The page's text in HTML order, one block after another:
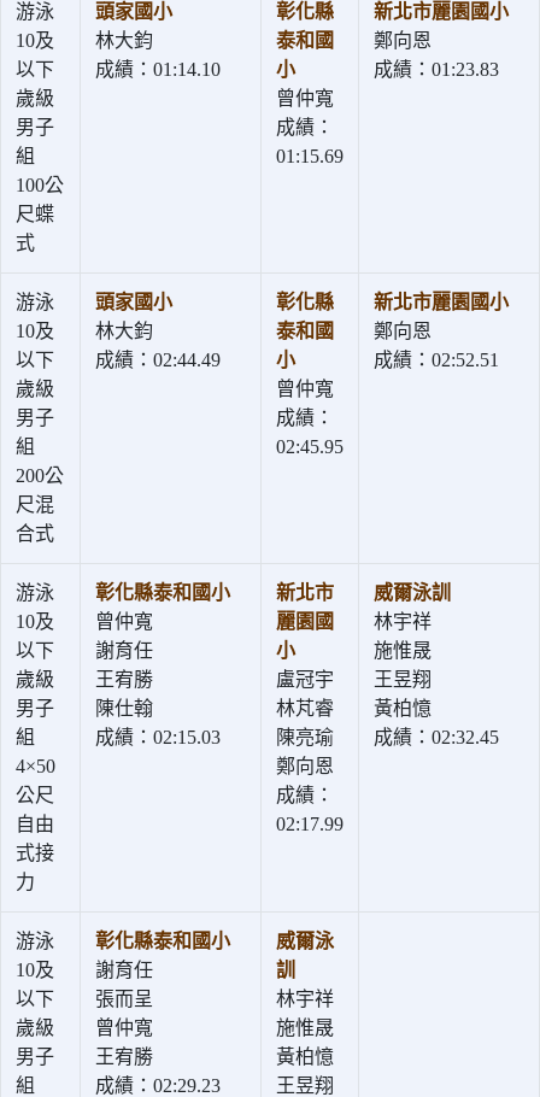
游泳
10及
以下
歲級
男子
組
100公
尺蝶
式
頭家國小
林大鈞
成績：01:14.10
彰化縣
泰和國
小
曾仲寬
成績：
01:15.69
新北市麗園國小
鄭向恩
成績：01:23.83
游泳
10及
以下
歲級
男子
組
200公
尺混
合式
頭家國小
林大鈞
成績：02:44.49
彰化縣
泰和國
小
曾仲寬
成績：
02:45.95
新北市麗園國小
鄭向恩
成績：02:52.51
游泳
10及
以下
歲級
男子
組
4×50
公尺
自由
式接
力
彰化縣泰和國小
曾仲寬
謝育任
王宥勝
陳仕翰
成績：02:15.03
新北市
麗園國
小
盧冠宇
林芃睿
陳亮瑜
鄭向恩
成績：
02:17.99
威爾泳訓
林宇祥
施惟晟
王昱翔
黃柏憶
成績：02:32.45
游泳
10及
以下
歲級
男子
組
彰化縣泰和國小
謝育任
張而呈
曾仲寬
王宥勝
成績：02:29.23
威爾泳
訓
林宇祥
施惟晟
黃柏憶
王昱翔